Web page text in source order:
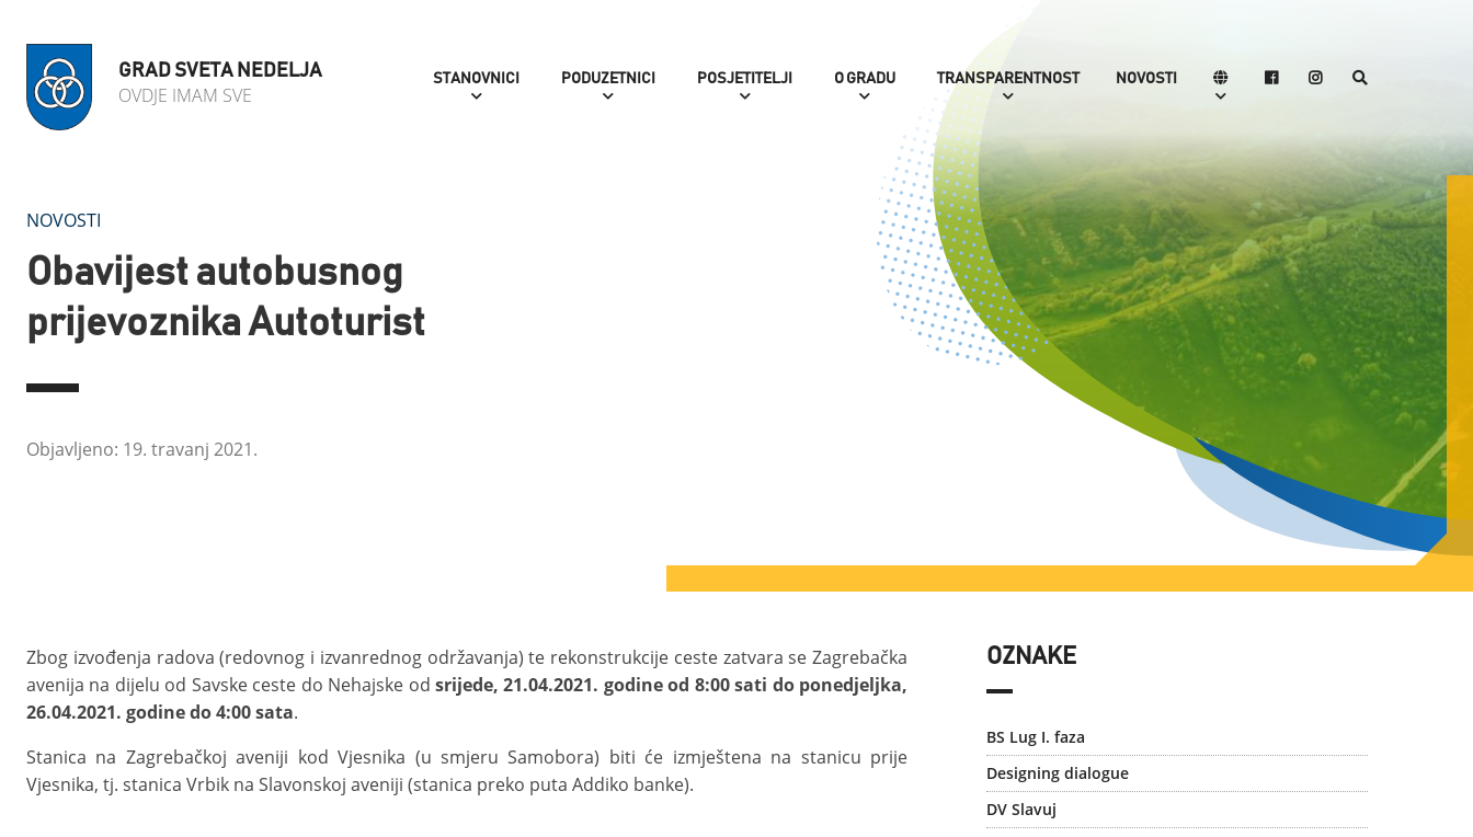
GRAD SVETA NEDELJA
OVDJE IMAM SVE
STANOVNICI PODUZETNICI POSJETITELJI O GRADU TRANSPARENTNOST NOVOSTI
NOVOSTI
Obavijest autobusnog
prijevoznika Autoturist
Objavljeno: 19. travanj 2021.
Zbog izvođenja radova (redovnog i izvanrednog održavanja) te rekonstrukcije ceste zatvara se Zagrebačka
avenija na dijelu od Savske ceste do Nehajske od srijede, 21.04.2021. godine od 8:00 sati do ponedjeljka,
26.04.2021. godine do 4:00 sata.
Stanica na Zagrebačkoj aveniji kod Vjesnika (u smjeru Samobora) biti će izmještena na stanicu prije
Vjesnika, tj. stanica Vrbik na Slavonskoj aveniji (stanica preko puta Addiko banke).
OZNAKE
BS Lug I. faza
Designing dialogue
DV Slavuj